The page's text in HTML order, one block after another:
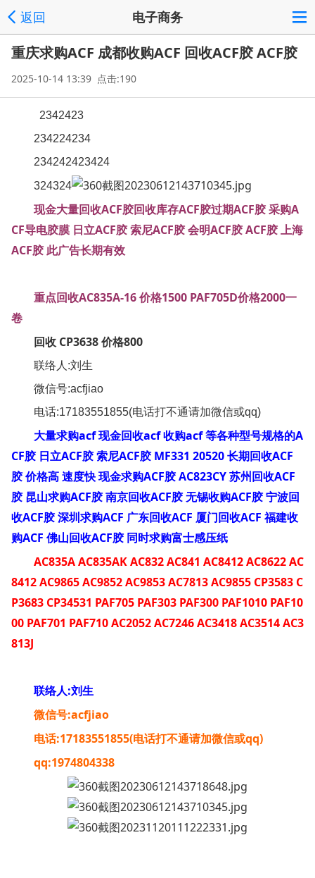
返回 电子商务
重庆求购ACF 成都收购ACF 回收ACF胶 ACF胶
2025-10-14 13:39 点击:190
2342423
234224234
234242423424
324324
现金大量回收ACF胶回收库存ACF胶过期ACF胶 采购A
CF导电胶膜 日立ACF胶 索尼ACF胶 会明ACF胶 ACF胶 上海
ACF胶 此广告长期有效
重点回收AC835A-16 价格1500 PAF705D价格2000一
卷
回收 CP3638 价格800
联络人:刘生
微信号:acfjiao
电话:17183551855(电话打不通请加微信或qq)
大量求购acf 现金回收acf 收购acf 等各种型号规格的A
CF胶 日立ACF胶 索尼ACF胶 MF331 20520 长期回收ACF
胶 价格高 速度快 现金求购ACF胶 AC823CY 苏州回收ACF
胶 昆山求购ACF胶 南京回收ACF胶 无锡收购ACF胶 宁波回
收ACF胶 深圳求购ACF 广东回收ACF 厦门回收ACF 福建收
购ACF 佛山回收ACF胶 同时求购富士感压纸
AC835A AC835AK AC832 AC841 AC8412 AC8622 AC
8412 AC9865 AC9852 AC9853 AC7813 AC9855 CP3583 C
P3683 CP34531 PAF705 PAF303 PAF300 PAF1010 PAF10
00 PAF701 PAF710 AC2052 AC7246 AC3418 AC3514 AC3
813J
联络人:刘生
微信号:acfjiao
电话:17183551855(电话打不通请加微信或qq)
qq:1974804338